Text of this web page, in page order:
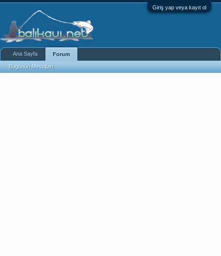
Giriş yap veya kayıt ol
Ana Sayfa Forum
Bugünün Mesajları